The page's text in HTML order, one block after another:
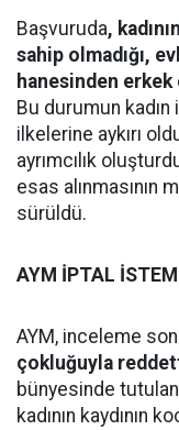
Başvuruda,
sahip olmadığı,
hanesinden erkek
Bu durumun
ilkelerine aykırı
ayrımcılık
esas alınmasının
sürüldü.
AYM İPTAL
AYM, inceleme
çokluğuyla
bünyesinde
kadının kaydının